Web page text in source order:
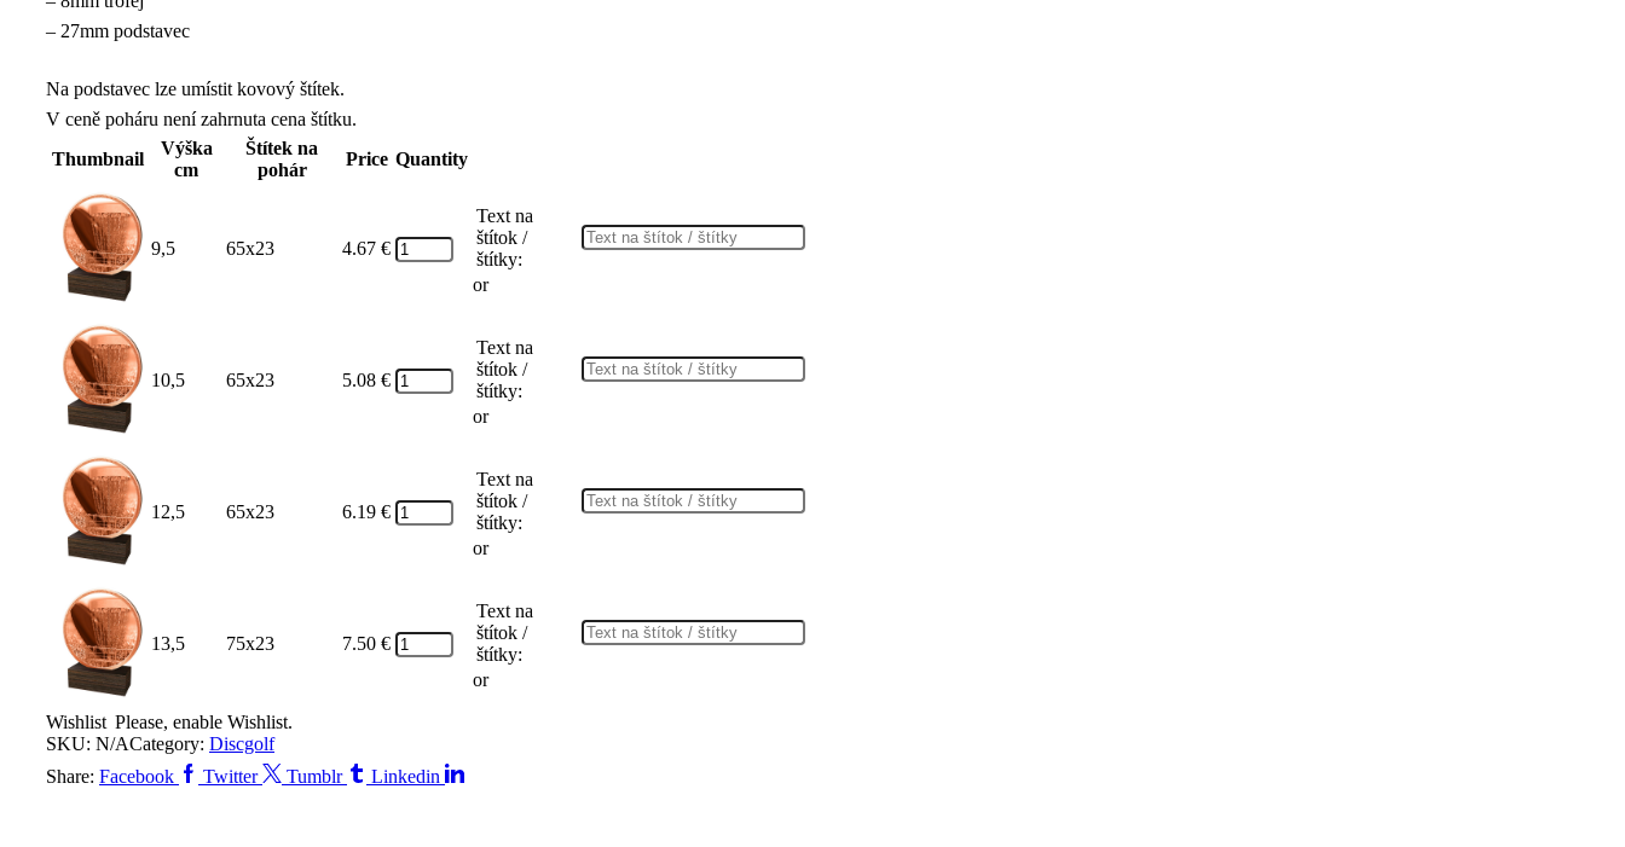
– 27mm podstavec
Na podstavec lze umístit kovový štítek.
V ceně poháru není zahrnuta cena štítku.
Thumbnail
Výška
cm
Štítek na
pohár
Price Quantity
9,5 65x23 4.67 €
Text na
štítok /
štítky:
or
10,5 65x23 5.08 €
Text na
štítok /
štítky:
or
12,5 65x23 6.19 €
Text na
štítok /
štítky:
or
13,5 75x23 7.50 €
Text na
štítok /
štítky:
or
Wishlist Please, enable Wishlist.
SKU: N/ACategory: Discgolf
Share: Facebook Twitter Tumblr Linkedin